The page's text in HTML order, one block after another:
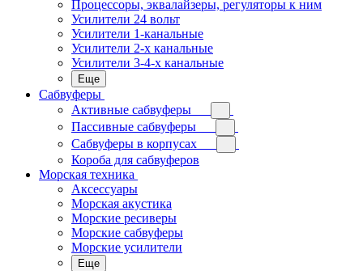
Процессоры, эквалайзеры, регуляторы к ним
Усилители 24 вольт
Усилители 1-канальные
Усилители 2-х канальные
Усилители 3-4-х канальные
Еще
Сабвуферы
Активные сабвуферы
Пассивные сабвуферы
Сабвуферы в корпусах
Короба для сабвуферов
Морская техника
Аксессуары
Морская акустика
Морские ресиверы
Морские сабвуферы
Морские усилители
Еще